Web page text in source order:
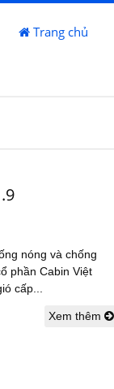
Trang chủ
nóng và chống
phần Cabin Việt
cấp...
Xem thêm